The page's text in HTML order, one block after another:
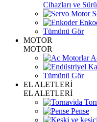
Cihazları ve
Tümünü Gör
MOTOR
MOTOR
Tümünü Gör
EL ALETLERİ
EL ALETLERİ
Pense